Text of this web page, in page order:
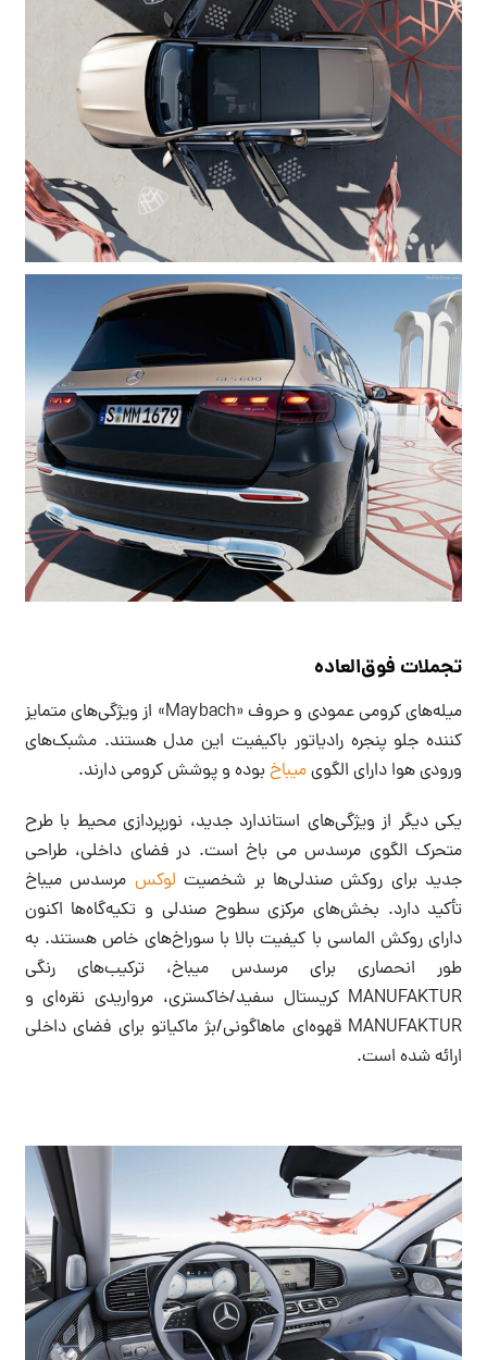
تجملات فوق‌العاده
میله‌های کرومی عمودی و حروف «Maybach» از ویژگی‌های متمایز
کننده جلو پنجره رادیاتور باکیفیت این مدل هستند. مشبک‌های
ورودی هوا دارای الگویمیباخبوده و پوشش کرومی دارند.
یکی دیگر از ویژگی‌های استاندارد جدید، نورپردازی محیط با طرح
متحرک الگوی مرسدس می باخ است. در فضای داخلی، طراحی
جدید برای روکش صندلی‌ها بر شخصیت لوکس مرسدس میباخ
تأکید دارد. بخش‌های مرکزی سطوح صندلی و تکیه‌گاه‌ها اکنون
دارای روکش الماسی با کیفیت بالا با سوراخ‌های خاص هستند. به
طور انحصاری برای مرسدس میباخ، ترکیب‌های رنگی
MANUFAKTUR کریستال سفید/خاکستری، مرواریدی نقره‌ای و
MANUFAKTUR قهوه‌ای ماهاگونی/بژ ماکیاتو برای فضای داخلی
ارائه شده است.